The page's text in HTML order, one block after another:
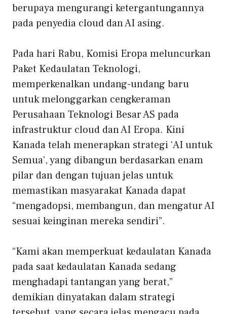
berupaya mengurangi ketergantungannya
pada penyedia cloud dan AI asing.
Pada hari Rabu, Komisi Eropa meluncurkan
Paket Kedaulatan Teknologi,
memperkenalkan undang-undang baru
untuk melonggarkan cengkeraman
Perusahaan Teknologi Besar AS pada
infrastruktur cloud dan AI Eropa. Kini
Kanada telah menerapkan strategi ‘AI untuk
Semua’, yang dibangun berdasarkan enam
pilar dan dengan tujuan jelas untuk
memastikan masyarakat Kanada dapat
“mengadopsi, membangun, dan mengatur AI
sesuai keinginan mereka sendiri”.
“Kami akan memperkuat kedaulatan Kanada
pada saat kedaulatan Kanada sedang
menghadapi tantangan yang berat,”
demikian dinyatakan dalam strategi